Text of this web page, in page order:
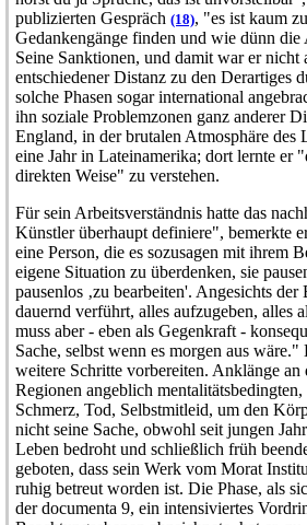
publizierten Gespräch (18), "es ist kaum
Gedankengänge finden und wie dünn
Seine Sanktionen, und damit war er nicht
entschiedener Distanz zu den Derartiges
solche Phasen sogar international
ihn soziale Problemzonen ganz anderer
England, in der brutalen Atmosphäre des
eine Jahr in Lateinamerika; dort lernte er
direkten Weise" zu verstehen.
Für sein Arbeitsverständnis hatte das
Künstler überhaupt definiere", bemerkte
eine Person, die es sozusagen mit ihrem
eigene Situation zu überdenken, sie
pausenlos ‚zu bearbeiten'. Angesichts
dauernd verführt, alles aufzugeben, alles
muss aber - eben als Gegenkraft -
Sache, selbst wenn es morgen aus
weitere Schritte vorbereiten. Anklänge an
Regionen angeblich
Schmerz, Tod, Selbstmitleid, um den
nicht seine Sache, obwohl seit jungen
Leben bedroht und schließlich früh
geboten, dass sein Werk vom Morat
ruhig betreut worden ist. Die Phase, als
der documenta 9, ein intensiviertes